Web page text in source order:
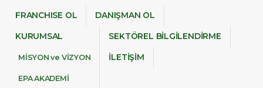
FRANCHISE OL DANIŞMAN OL
KURUMSAL
MİSYON ve VİZYON
EPA AKADEMİ
SEKTÖREL BİLGİLENDİRME
İLETİŞİM